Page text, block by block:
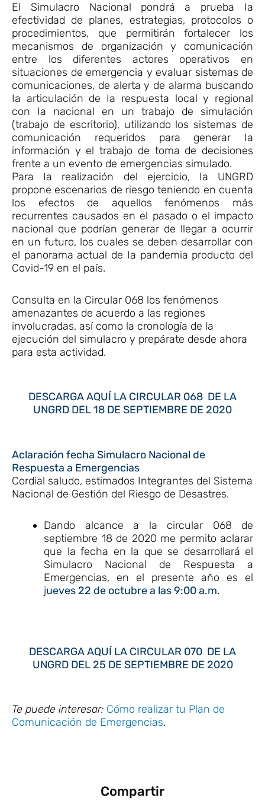
El Simulacro Nacional pondrá a prueba Ia
efectividad de planes, estrategias, protocolos o
procedimientos, que permitirán fortalecer los
mecanismos de organización y comunicación
entre los diferentes actores operativos en
situaciones de emergencia y evaluar sistemas de
comunicaciones, de alerta y de alarma buscando
Ia articulación de Ia respuesta local y regional
con Ia nacional en un trabajo de simulación
(trabajo de escritorio), utilizando los sistemas de
comunicación requeridos para generar Ia
información y el trabajo de toma de decisiones
frente a un evento de emergencias simulado.
Para Ia realización del ejercicio, Ia UNGRD
propone escenarios de riesgo teniendo en cuenta
los efectos de aquellos fenómenos más
recurrentes causados en el pasado o el impacto
nacional que podrían generar de llegar a ocurrir
en un futuro, los cuales se deben desarrollar con
el panorama actual de Ia pandemia producto del
Covid-19 en el país.
Consulta en la Circular 068 los fenómenos
amenazantes de acuerdo a las regiones
involucradas, así como la cronología de la
ejecución del simulacro y prepárate desde ahora
para esta actividad.
DESCARGA AQUÍ LA CIRCULAR 068 DE LA
UNGRD DEL 18 DE SEPTIEMBRE DE 2020
Aclaración fecha Simulacro Nacional de
Respuesta a Emergencias
Cordial saludo, estimados Integrantes del Sistema
Nacional de Gestión del Riesgo de Desastres.
Dando alcance a la circular 068 de
septiembre 18 de 2020 me permito aclarar
que la fecha en la que se desarrollará el
Simulacro Nacional de Respuesta a
Emergencias, en el presente año es el
jueves 22 de octubre a las 9:00 a.m.
DESCARGA AQUÍ LA CIRCULAR 070 DE LA
UNGRD DEL 25 DE SEPTIEMBRE DE 2020
Te puede interesar: Cómo realizar tu Plan de
Comunicación de Emergencias.
Compartir